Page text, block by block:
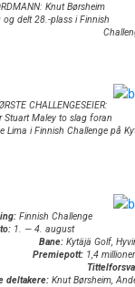
Knut Børsheim
og delt 28.-plass i Finnish
CHALLENGESEIER:
Stuart Maley to slag foran
Lima i Finnish Challenge på
Finnish Challenge
1. — 4. august
Bane: Kytäjä Golf,
Premiepott: 1,4
deltakere: Knut Børsheim,